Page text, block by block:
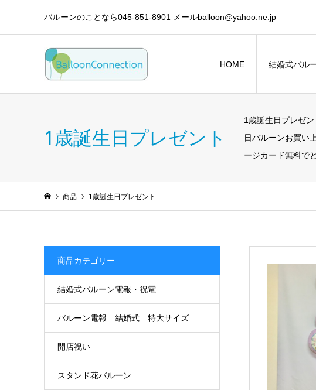
バルーンのことなら045-851-8901 メールballoon@yahoo.ne.jp
HOME 結婚式バル
1歳誕生日プレゼント
1歳誕生日プレゼ
日バルーンお買い
ージカード無料で
商品 1歳誕生日プレゼント
商品カテゴリー
結婚式バルーン電報・祝電
バルーン電報 結婚式 特大サイズ
開店祝い
スタンド花バルーン